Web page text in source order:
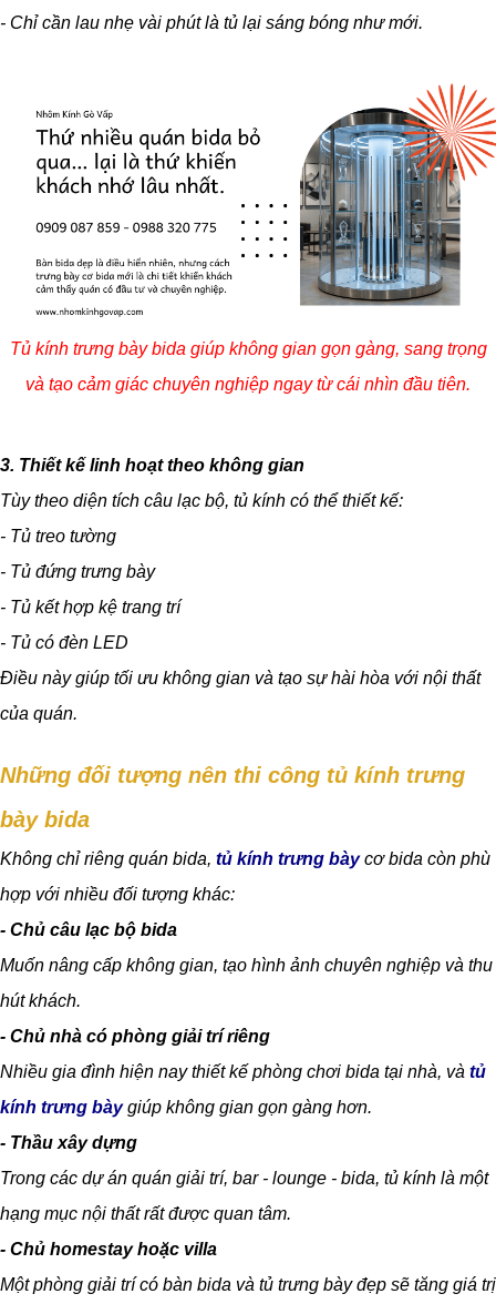
- Chỉ cần lau nhẹ vài phút là tủ lại sáng bóng như mới.
Tủ kính trưng bày bida giúp không gian gọn gàng, sang trọng
và tạo cảm giác chuyên nghiệp ngay từ cái nhìn đầu tiên.
3. Thiết kế linh hoạt theo không gian
Tùy theo diện tích câu lạc bộ, tủ kính có thể thiết kế:
- Tủ treo tường
- Tủ đứng trưng bày
- Tủ kết hợp kệ trang trí
- Tủ có đèn LED
Điều này giúp tối ưu không gian và tạo sự hài hòa với nội thất
của quán.
Những đối tượng nên thi công tủ kính trưng
bày bida
Không chỉ riêng quán bida, tủ kính trưng bày cơ bida còn phù
hợp với nhiều đối tượng khác:
- Chủ câu lạc bộ bida
Muốn nâng cấp không gian, tạo hình ảnh chuyên nghiệp và thu
hút khách.
- Chủ nhà có phòng giải trí riêng
Nhiều gia đình hiện nay thiết kế phòng chơi bida tại nhà, và tủ
kính trưng bày giúp không gian gọn gàng hơn.
- Thầu xây dựng
Trong các dự án quán giải trí, bar - lounge - bida, tủ kính là một
hạng mục nội thất rất được quan tâm.
- Chủ homestay hoặc villa
Một phòng giải trí có bàn bida và tủ trưng bày đẹp sẽ tăng giá trị